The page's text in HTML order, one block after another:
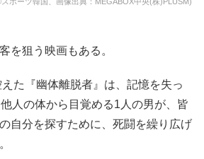
ポーツ韓国、画像出典：MEGABOX中央(株)PLUSM)
を狙う映画もある。
た『幽体離脱者』は、記憶を失っ
人の体から目覚める1人の男が、皆
自分を探すために、死闘を繰り広げ